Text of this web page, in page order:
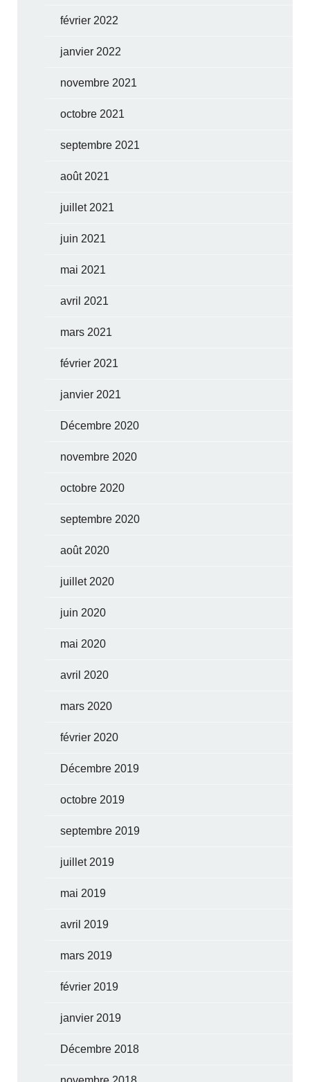
février 2022
janvier 2022
novembre 2021
octobre 2021
septembre 2021
août 2021
juillet 2021
juin 2021
mai 2021
avril 2021
mars 2021
février 2021
janvier 2021
Décembre 2020
novembre 2020
octobre 2020
septembre 2020
août 2020
juillet 2020
juin 2020
mai 2020
avril 2020
mars 2020
février 2020
Décembre 2019
octobre 2019
septembre 2019
juillet 2019
mai 2019
avril 2019
mars 2019
février 2019
janvier 2019
Décembre 2018